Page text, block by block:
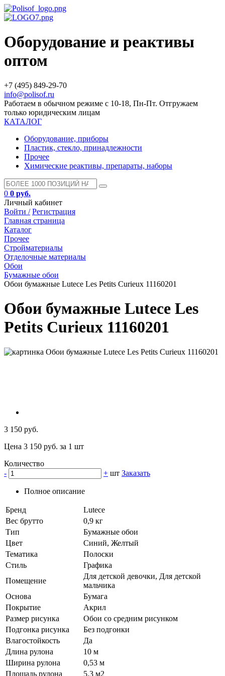
Оборудование и реактивы
оптом
+7 (495) 849-29-70
info@polisof.ru
Работаем в обычном режиме с 10-18, Пн-Пт. Отгружаем
только юридическим лицам
КАТАЛОГ
Оборудование, приборы
Пластик, стекло, принадлежности
Прочее
Химические реактивы, препараты, наборы
0 0 руб.
Личный кабинет
Войти / Регистрация
Главная страница
Каталог
Прочее
Стройматериалы
Отделочные материалы
Обои
Бумажные обои
Обои бумажные Lutece Les Petits Curieux 11160201
Обои бумажные Lutece Les
Petits Curieux 11160201
3 150 руб.
Цена 3 150 руб. за 1 шт
Количество
-
+ шт Заказать
Полное описание
Бренд
Lutece
Вес брутто
0,9 кг
Тип
Бумажные обои
Цвет
Синий, Желтый
Тематика
Полоски
Стиль
Графика
Помещение
Для детской девочки, Для детской
мальчика
Основа
Бумага
Покрытие
Акрил
Размер рисунка
Обои со средним рисунком
Подгонка рисунка
Без подгонки
Влагостойкость
Да
Длина рулона
10 м
Ширина рулона
0,53 м
Площадь рулона
5,3 м2